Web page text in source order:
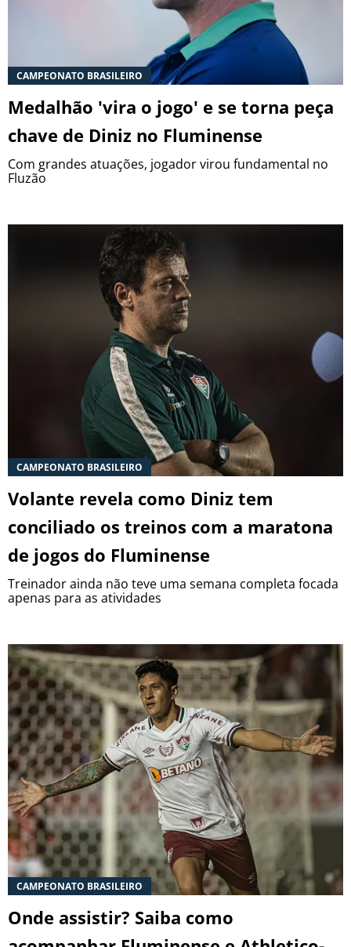
CAMPEONATO BRASILEIRO
Medalhão 'vira o jogo' e se torna peça
chave de Diniz no Fluminense
Com grandes atuações, jogador virou fundamental no
Fluzão
CAMPEONATO BRASILEIRO
Volante revela como Diniz tem
conciliado os treinos com a maratona
de jogos do Fluminense
Treinador ainda não teve uma semana completa focada
apenas para as atividades
CAMPEONATO BRASILEIRO
Onde assistir? Saiba como